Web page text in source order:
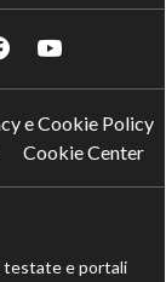
e Cookie Policy
Cookie Center
testate e portali